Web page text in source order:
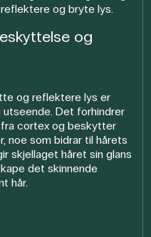
og bryte lys.
og
og reflektere lys er
Det forhindrer
cortex og beskytter
noe som bidrar til hårets
skjellaget håret sin glans
det skinnende
hår.